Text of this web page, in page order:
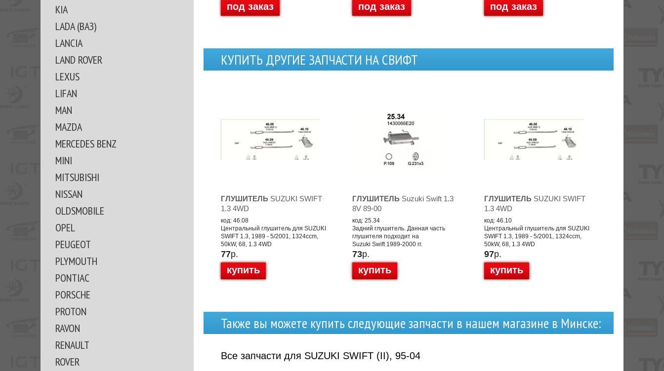
KIA
LADA (ВАЗ)
LANCIA
LAND ROVER
LEXUS
LIFAN
MAN
MAZDA
MERCEDES BENZ
MINI
MITSUBISHI
NISSAN
OLDSMOBILE
OPEL
PEUGEOT
PLYMOUTH
PONTIAC
PORSCHE
PROTON
RAVON
RENAULT
ROVER
под заказ под заказ под заказ
КУПИТЬ ДРУГИЕ ЗАПЧАСТИ НА СВИФТ
ГЛУШИТЕЛЬ SUZUKI SWIFT
1.3 4WD
код: 46.08
Центральный глушитель для SUZUKI
SWIFT 1.3, 1989 - 5/2001, 1324ccm,
50kW, 68, 1.3 4WD
77р.
купить
ГЛУШИТЕЛЬ Suzuki Swift 1.3
8V 89-00
код: 25.34
Задний глушитель. Данная часть
глушителя подходит на
Suzuki Swift 1989-2000 гг.
73р.
купить
ГЛУШИТЕЛЬSUZUKI SWIFT
1.3 4WD
код: 46.10
Центральный глушитель для SUZUKI
SWIFT 1.3, 1989 - 5/2001, 1324ccm,
50kW, 68, 1.3 4WD
97р.
купить
Также вы можете купить следующие запчасти в нашем магазине в Минске:
Все запчасти для SUZUKI SWIFT (II), 95-04